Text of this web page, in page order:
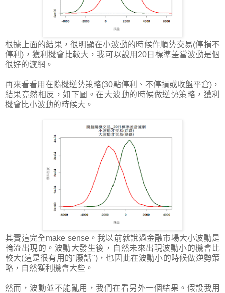
根據上面的結果，很明顯在小波動的時候作順勢交易(停損不
停利)，獲利機會比較大，我可以說用20日標準差當波動是個
很好的濾網。
再來看看用在隨機逆勢策略(30點停利、不停損或收盤平倉)，
結果竟然相反，如下圖。在大波動的時候做逆勢策略，獲利
機會比小波動的時候大。
其實這完全make sense。我以前就說過金融市場大小波動是
輪流出現的。波動大發生後，自然未來出現波動小的機會比
較大(這是很有用的"廢話")，也因此在波動小的時候做逆勢策
略，自然獲利機會大些。
然而，波動並不能亂用，我們在看另外一個結果。假設我用